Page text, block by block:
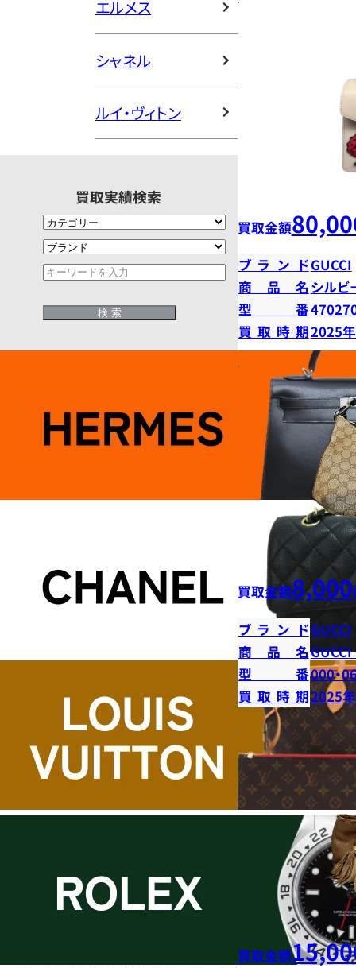
エルメス
シャネル
ルイ・ヴィトン
買取実績検索
買取金額
ブランドGUCCI
商品名 シルビ
型番
買取時期2025
買取金額8,000
ブランドGUCCI
商品名GUCCI
型番000・
買取時期2025
買取金額